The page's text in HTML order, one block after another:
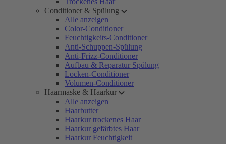
Conditioner & Spülung
Alle anzeigen
Color-Conditioner
Feuchtigkeits-Conditioner
Anti-Schuppen-Spülung
Anti-Frizz-Conditioner
Aufbau & Reparatur Spülung
Locken-Conditioner
Volumen-Conditioner
Haarmaske & Haarkur
Alle anzeigen
Haarbutter
Haarkur trockenes Haar
Haarkur gefärbtes Haar
Haarkur Feuchtigkeit